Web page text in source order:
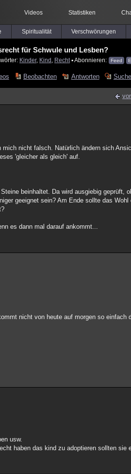
Videos Statistiken
Spiritualität Verschwörungen
für Schwule und Lesben?
Kinder, Kind Recht ▪ Abonnieren: Feed
Beobachten Antworten
nicht falsch. Natürlich ändern sich
'gleicher als gleich' auf.
beinhaltet. Da wird ausgiebig geprüft,
geeignet sein? Am Ende sollte das
es dann mal darauf ankommt...
nicht von heute auf morgen so einfach
usw.
haben das kind zu adoptieren sollten sie